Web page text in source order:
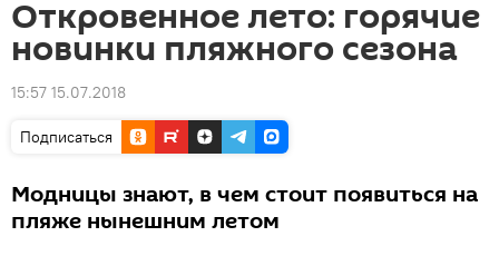
Откровенное лето: горячие
новинки пляжного сезона
15:57 15.07.2018
Подписаться
Модницы знают, в чем стоит появиться на
пляже нынешним летом